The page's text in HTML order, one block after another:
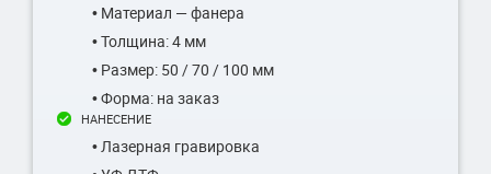
• Материал — фанера
• Толщина: 4 мм
• Размер: 50 / 70 / 100 мм
• Форма: на заказ
НАНЕСЕНИЕ
• Лазерная гравировка